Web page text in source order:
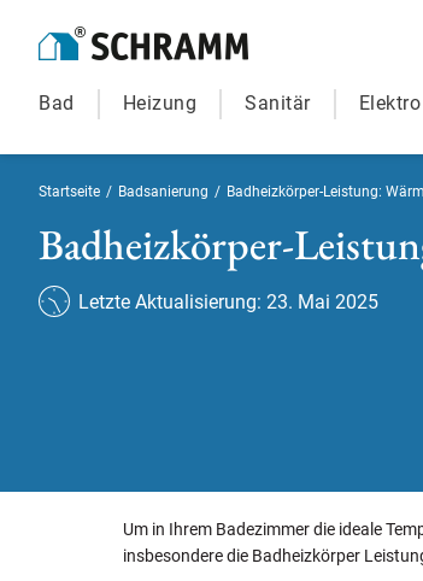
Bad Heizung Sanitär Elektro
Startseite / Badsanierung / Badheizkörper-Leistung:
Badheizkörper-
Letzte Aktualisierung: 23. Mai 2025
Um in Ihrem Badezimmer die ideale
insbesondere die Badheizkörper